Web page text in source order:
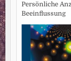
Persönliche
Beeinflussung